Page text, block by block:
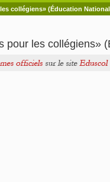
collégiens» (Éducation
pour les collégiens»